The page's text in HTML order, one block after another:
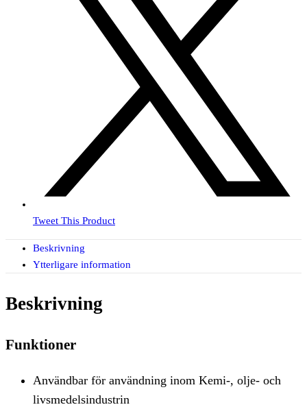
Tweet This Product
Beskrivning
Ytterligare information
Beskrivning
Funktioner
Användbar för användning inom Kemi-, olje- och
livsmedelsindustrin